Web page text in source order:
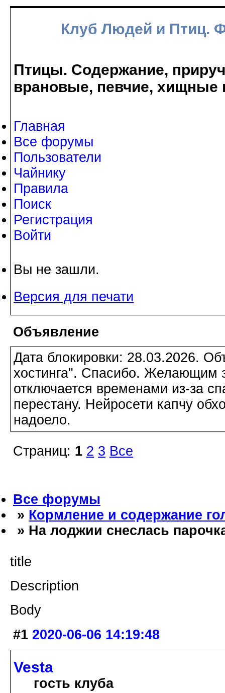
Клуб Людей и Птиц.
Птицы. Содержание,
врановые, певчие, хищные
Главная
Все форумы
Пользователи
Чайнику
Правила
Поиск
Регистрация
Войти
Вы не зашли.
Версия для печати
Объявление
Дата блокировки: 28.03.2026.
хостинга". Спасибо. Желающим
отключается временами из-за
перестану. Нейросети капчу
надоело.
Страниц: 1 2 3 Все
Все форумы
» Кормление и содержание
» На лоджии снеслась
title
Description
Body
#1 2020-06-06 14:19:48
Vesta
гость клуба